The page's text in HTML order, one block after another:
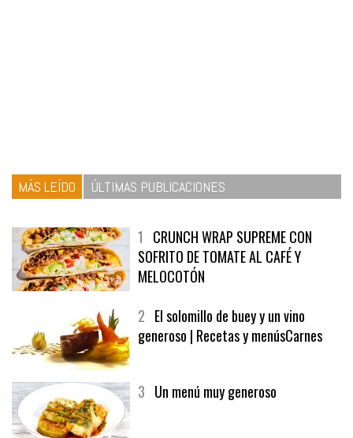
1CRUNCH WRAP SUPREME CON
SOFRITO DE TOMATE AL CAFÉ Y
MELOCOTÓN
2El solomillo de buey y un vino